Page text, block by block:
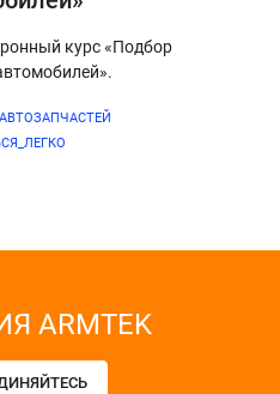
курс «Подбор
ARMTEK